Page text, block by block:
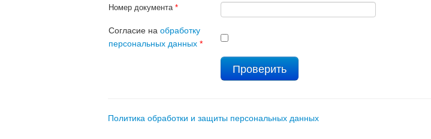
Номер документа *
Согласие на обработку
персональных данных *
Политика обработки и защиты персональных данных